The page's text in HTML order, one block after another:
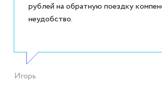
рублей на обратную поездку
неудобство.
Игорь